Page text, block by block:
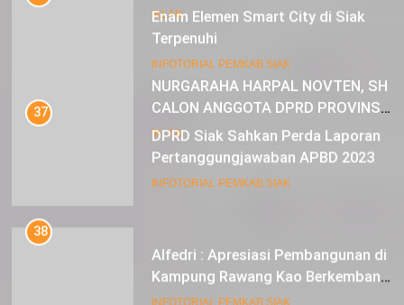
IKLAN
NURGARAHA HARPAL NOVTEN, SH
CALON ANGGOTA DPRD PROVINSI
DKI JAKARTA
IKLAN
Enam Elemen Smart City di Siak
Terpenuhi
INFOTORIAL PEMKAB SIAK
37
DPRD Siak Sahkan Perda Laporan
Pertanggungjawaban APBD 2023
INFOTORIAL PEMKAB SIAK
38
Alfedri : Apresiasi Pembangunan di
Kampung Rawang Kao Berkembang
Pesat
INFOTORIAL PEMKAB SIAK